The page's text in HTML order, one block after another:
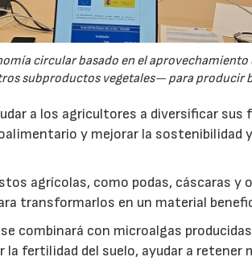
circular basado en el
subproductos vegetales— para producir
a los agricultores a diversificar
y mejorar la sostenibilidad
agrícolas, como podas, cáscaras
transformarlos en un material
combinará con microalgas
fertilidad del suelo, ayudar a retener